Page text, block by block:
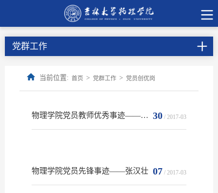
党群工作
当前位置: 首页 > 党群工作 > 党员创优岗
30 / 2017-03
物理学院党员教师优秀事迹——义务扫雪诠释新时代党员责任担当
07 / 2017-03
物理学院党员先锋事迹——张汉壮